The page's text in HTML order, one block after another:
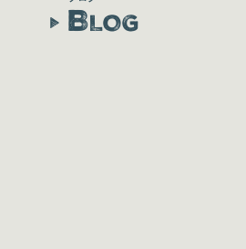
BLOG